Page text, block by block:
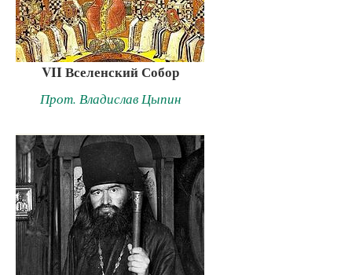
VII Вселенский Собор
Прот. Владислав Цыпин